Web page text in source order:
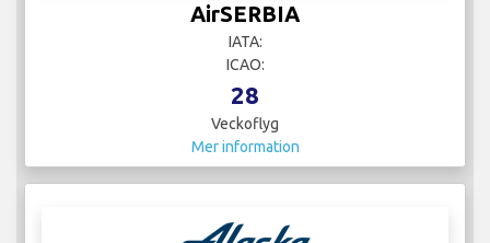
AirSERBIA
IATA:
ICAO:
28
Veckoflyg
Mer information